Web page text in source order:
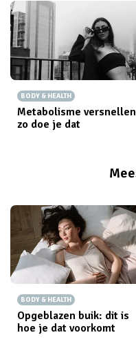
BODY & HEALTH
Metabolisme
zo doe je dat
BODY & HEALTH
Opgeblazen buik: dit is
hoe je dat voorkomt